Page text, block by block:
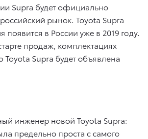
Supra будет официально
рынок. Toyota Supra
появится в России уже в 2019 году.
продаж, комплектациях
Toyota Supra будет объявлена
инженер новой Toyota Supra:
предельно проста с самого